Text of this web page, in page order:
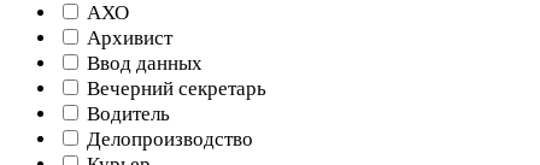
АХО
Архивист
Ввод данных
Вечерний секретарь
Водитель
Делопроизводство